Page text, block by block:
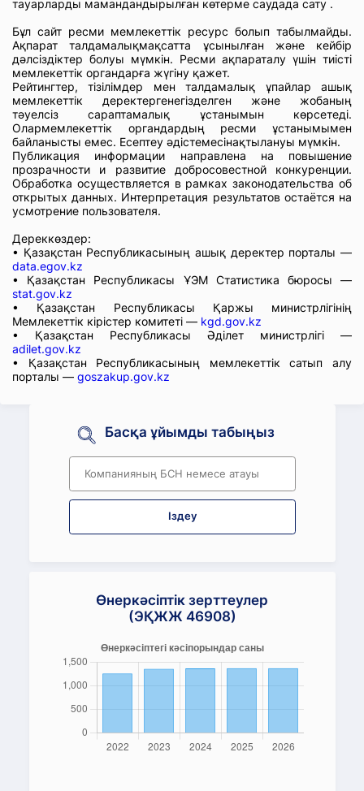
тауарларды мамандандырылған көтерме саудада сату .
Бұл сайт ресми мемлекеттік ресурс болып табылмайды.
Ақпарат талдамалықмақсатта ұсынылған және кейбір
дәлсіздіктер болуы мүмкін. Ресми ақпараталу үшін тиісті
мемлекеттік органдарға жүгіну қажет.
Рейтингтер, тізілімдер мен талдамалық ұпайлар ашық
мемлекеттік деректергенегізделген және жобаның
тәуелсіз сараптамалық ұстанымын көрсетеді.
Олармемлекеттік органдардың ресми ұстанымымен
байланысты емес. Есептеу әдістемесінақтылануы мүмкін.
Публикация информации направлена на повышение
прозрачности и развитие добросовестной конкуренции.
Обработка осуществляется в рамках законодательства об
открытых данных. Интерпретация результатов остаётся на
усмотрение пользователя.
Дереккөздер:
• Қазақстан Республикасының ашық деректер порталы —
data.egov.kz
• Қазақстан Республикасы ҰЭМ Статистика бюросы —
stat.gov.kz
• Қазақстан Республикасы Қаржы министрлігінің
Мемлекеттік кірістер комитеті — kgd.gov.kz
• Қазақстан Республикасы Әділет министрлігі —
adilet.gov.kz
• Қазақстан Республикасының мемлекеттік сатып алу
порталы — goszakup.gov.kz
Басқа ұйымды табыңыз
Іздеу
Өнеркәсіптік зерттеулер
(ЭҚЖЖ 46908)